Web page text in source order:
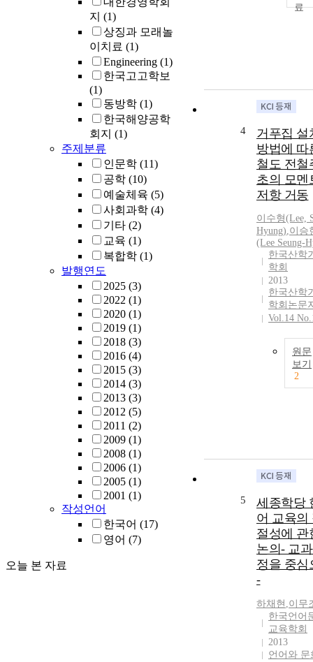
지 (1)
상징과 모래놀
이치료 (1)
Engineering (1)
한국고고학보
(1)
동방학 (1)
한국해양공학
회지 (1)
주제분류
인문학 (11)
공학 (10)
예술체육 (5)
사회과학 (4)
기타 (2)
교육 (1)
복합학 (1)
발행연도
2025 (3)
2022 (1)
2020 (1)
2019 (1)
2018 (3)
2016 (4)
2015 (3)
2014 (3)
2013 (3)
2012 (5)
2011 (2)
2009 (1)
2008 (1)
2006 (1)
2005 (1)
2001 (1)
작성언어
한국어 (17)
영어 (7)
오늘 본 자료
4
거푸집 설
방법에 따
철도 전철
초의 모멘
저항 거동
이수형(Lee,
Hyung),이승
(Lee Seung-
한국산학
학회
2013
한국산학
학회논문
Vol.14
원문
보기
2
5
세종학당
어 교육의
절성에 관
논의- 교
정을 중심
-
하채현 ,이무
한국언어
교육학회
2013
언어와 문